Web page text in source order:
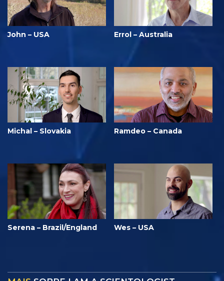
John – USA Errol – Australia
Michal – Slovakia Ramdeo – Canada
Serena – Brazil/England Wes – USA